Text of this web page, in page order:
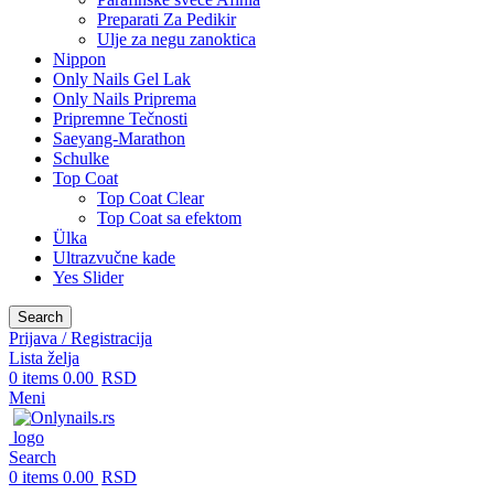
Preparati Za Pedikir
Ulje za negu zanoktica
Nippon
Only Nails Gel Lak
Only Nails Priprema
Pripremne Tečnosti
Saeyang-Marathon
Schulke
Top Coat
Top Coat Clear
Top Coat sa efektom
Ülka
Ultrazvučne kade
Yes Slider
Search
Prijava / Registracija
Lista želja
0 items 0.00 RSD
Meni
Search
0 items 0.00 RSD